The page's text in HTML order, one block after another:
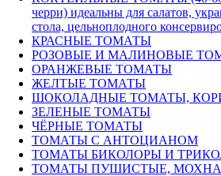
черри) идеальны для салатов,
стола, цельноплодного
КРАСНЫЕ ТОМАТЫ
РОЗОВЫЕ И МАЛИНОВЫЕ
ОРАНЖЕВЫЕ ТОМАТЫ
ЖЕЛТЫЕ ТОМАТЫ
ШОКОЛАДНЫЕ ТОМАТЫ,
ЗЕЛЕНЫЕ ТОМАТЫ
ЧЁРНЫЕ ТОМАТЫ
ТОМАТЫ С АНТОЦИАНОМ
ТОМАТЫ БИКОЛОРЫ И
ТОМАТЫ ПУШИСТЫЕ,